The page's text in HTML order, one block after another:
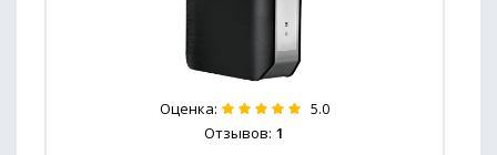
Оценка: 5.0
Отзывов: 1